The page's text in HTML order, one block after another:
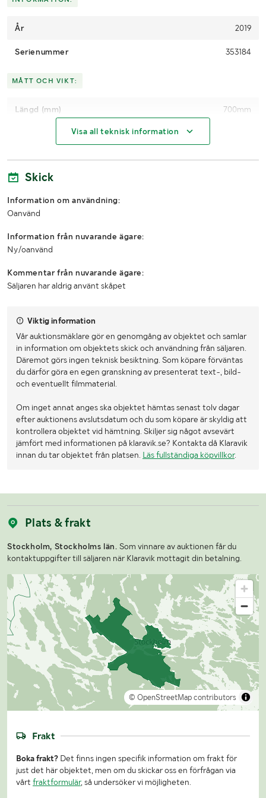
År 2019
Serienummer 353184
MÅTT OCH VIKT:
Längd (mm) 700mm
Visa all teknisk information
Skick
Information om användning:
Oanvänd
Information från nuvarande ägare:
Ny/oanvänd
Kommentar från nuvarande ägare:
Säljaren har aldrig använt skåpet
Viktig information
Vår auktionsmäklare gör en genomgång av objektet och samlar
in information om objektets skick och användning från säljaren.
Däremot görs ingen teknisk besiktning. Som köpare förväntas
du därför göra en egen granskning av presenterat text-, bild-
och eventuellt filmmaterial.
Om inget annat anges ska objektet hämtas senast tolv dagar
efter auktionens avslutsdatum och du som köpare är skyldig att
kontrollera objektet vid hämtning. Skiljer sig något avsevärt
jämfört med informationen på klaravik.se? Kontakta då Klaravik
innan du tar objektet från platsen. Läs fullständiga köpvillkor.
Plats & frakt
Stockholm, Stockholms län. Som vinnare av auktionen får du
kontaktuppgifter till säljaren när Klaravik mottagit din betalning.
© OpenStreetMap contributors
Frakt
Boka frakt? Det finns ingen specifik information om frakt för
just det här objektet, men om du skickar oss en förfrågan via
vårt fraktformulär, så undersöker vi möjligheten.